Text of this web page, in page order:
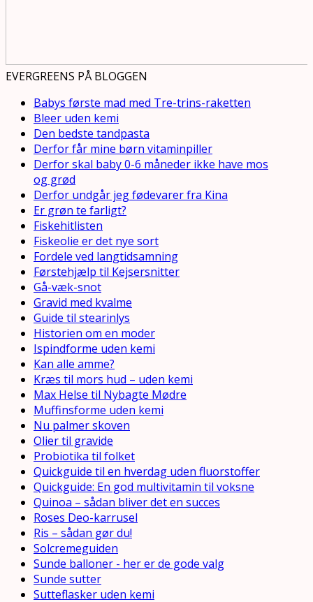
EVERGREENS PÅ BLOGGEN
Babys første mad med Tre-trins-raketten
Bleer uden kemi
Den bedste tandpasta
Derfor får mine børn vitaminpiller
Derfor skal baby 0-6 måneder ikke have mos
og grød
Derfor undgår jeg fødevarer fra Kina
Er grøn te farligt?
Fiskehitlisten
Fiskeolie er det nye sort
Fordele ved langtidsamning
Førstehjælp til Kejsersnitter
Gå-væk-snot
Gravid med kvalme
Guide til stearinlys
Historien om en moder
Ispindforme uden kemi
Kan alle amme?
Kræs til mors hud – uden kemi
Max Helse til Nybagte Mødre
Muffinsforme uden kemi
Nu palmer skoven
Olier til gravide
Probiotika til folket
Quickguide til en hverdag uden fluorstoffer
Quickguide: En god multivitamin til voksne
Quinoa – sådan bliver det en succes
Roses Deo-karrusel
Ris – sådan gør du!
Solcremeguiden
Sunde balloner - her er de gode valg
Sunde sutter
Sutteflasker uden kemi